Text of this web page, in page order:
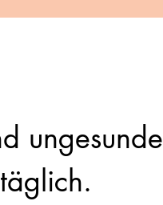
ungesunde